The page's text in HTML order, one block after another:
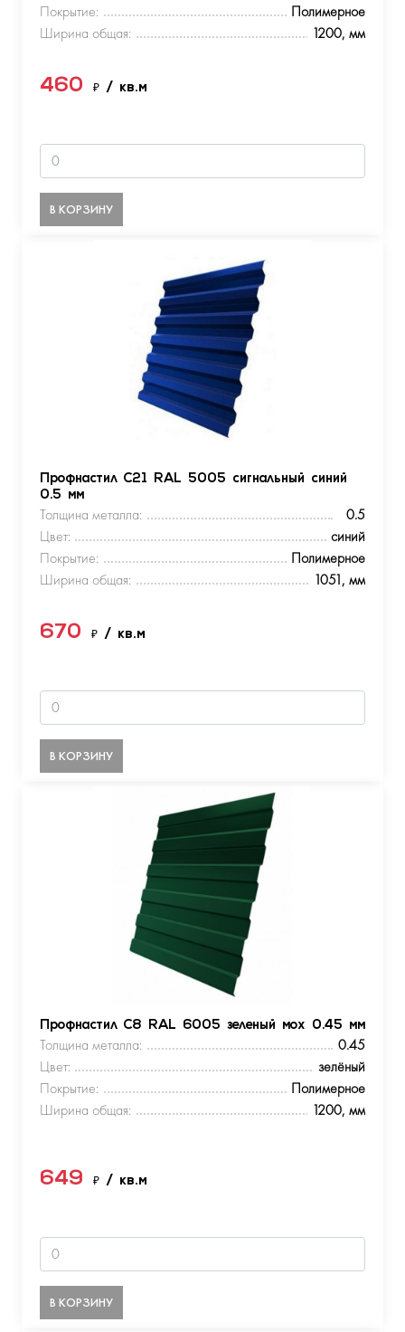
Покрытие:
Полимерное
Ширина общая:
1200, мм
460 ₽ / кв.м
В КОРЗИНУ
Профнастил С21 RAL 5005 сигнальный синий
0.5 мм
Толщина металла:
0.5
Цвет:
синий
Покрытие:
Полимерное
Ширина общая:
1051, мм
670 ₽ / кв.м
В КОРЗИНУ
Профнастил С8 RAL 6005 зеленый мох 0.45 мм
Толщина металла:
0.45
Цвет:
зелёный
Покрытие:
Полимерное
Ширина общая:
1200, мм
649 ₽ / кв.м
В КОРЗИНУ